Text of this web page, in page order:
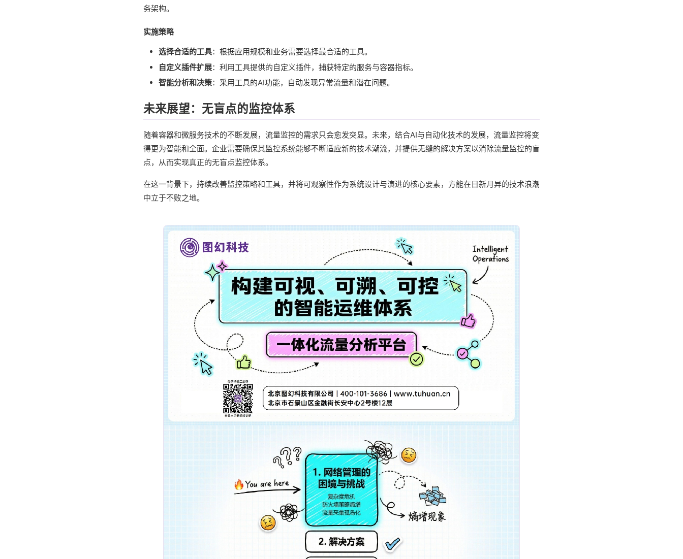
务架构。
实施策略
选择合适的工具：根据应用规模和业务需要选择最合适的工具。
自定义插件扩展：利用工具提供的自定义插件，捕获特定的服务与容器指标。
智能分析和决策：采用工具的AI功能，自动发现异常流量和潜在问题。
未来展望：无盲点的监控体系
随着容器和微服务技术的不断发展，流量监控的需求只会愈发突显。未来，结合AI与自动化技术的发展，流量监控将变
得更为智能和全面。企业需要确保其监控系统能够不断适应新的技术潮流，并提供无缝的解决方案以消除流量监控的盲
点，从而实现真正的无盲点监控体系。
在这一背景下，持续改善监控策略和工具，并将可观察性作为系统设计与演进的核心要素，方能在日新月异的技术浪潮
中立于不败之地。